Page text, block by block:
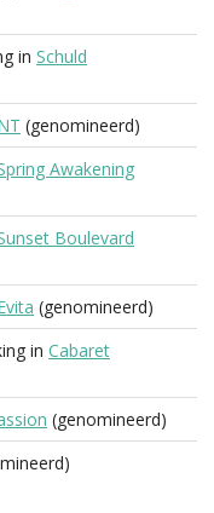
in Schuld
(genomineerd)
Awakening
Boulevard
(genomineerd)
in Cabaret
(genomineerd)